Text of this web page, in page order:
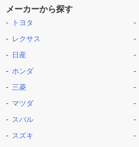
メーカーから探す
トヨタ
レクサス
日産
ホンダ
三菱
マツダ
スバル
スズキ